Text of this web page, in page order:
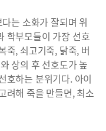
는 소화가 잘되며 위
학부모들이 가장 선호
죽, 쇠고기죽, 닭죽, 버
상의 후 선호도가 높
호하는 분위기다. 아이
려해 죽을 만들면, 최소